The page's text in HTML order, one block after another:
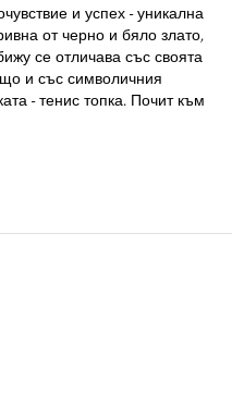
и успех - уникална
от черно и бяло злато,
се отличава със своята
и със символичния
- тенис топка. Почит към